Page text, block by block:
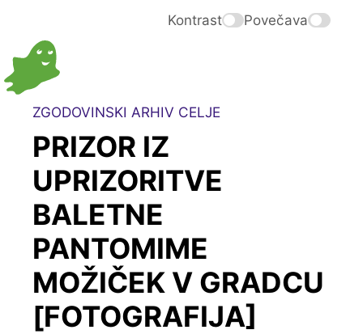
Kontrast Povečava
ZGODOVINSKI ARHIV CELJE
PRIZOR IZ
UPRIZORITVE
BALETNE
PANTOMIME
MOŽIČEK V GRADCU
[FOTOGRAFIJA]